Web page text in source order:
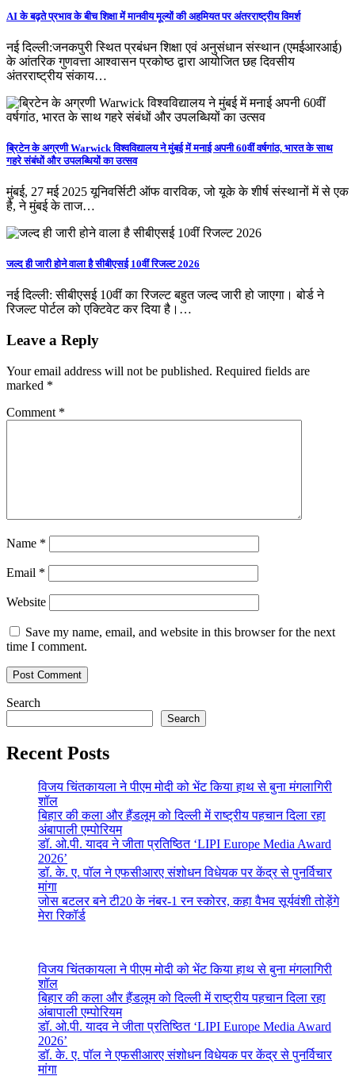
AI के बढ़ते प्रभाव के बीच शिक्षा में मानवीय मूल्यों की अहमियत पर अंतरराष्ट्रीय विमर्श
नई दिल्ली:जनकपुरी स्थित प्रबंधन शिक्षा एवं अनुसंधान संस्थान (एमईआरआई)
के आंतरिक गुणवत्ता आश्वासन प्रकोष्ठ द्वारा आयोजित छह दिवसीय
अंतरराष्ट्रीय संकाय…
ब्रिटेन के अग्रणी Warwick विश्वविद्यालय ने मुंबई में मनाई अपनी 60वीं वर्षगांठ, भारत के साथ
गहरे संबंधों और उपलब्धियों का उत्सव
मुंबई, 27 मई 2025 यूनिवर्सिटी ऑफ वारविक, जो यूके के शीर्ष संस्थानों में से एक
है, ने मुंबई के ताज…
जल्द ही जारी होने वाला है सीबीएसई 10वीं रिजल्ट 2026
नई दिल्ली: सीबीएसई 10वीं का रिजल्ट बहुत जल्द जारी हो जाएगा। बोर्ड ने
रिजल्ट पोर्टल को एक्टिवेट कर दिया है।…
Leave a Reply
Your email address will not be published. Required fields are
marked *
Comment *
Name *
Email *
Website
Save my name, email, and website in this browser for the next
time I comment.
Search
Search
Recent Posts
विजय चिंतकायला ने पीएम मोदी को भेंट किया हाथ से बुना मंगलागिरी
शॉल
बिहार की कला और हैंडलूम को दिल्ली में राष्ट्रीय पहचान दिला रहा
अंबापाली एम्पोरियम
डॉ. ओ.पी. यादव ने जीता प्रतिष्ठित ‘LIPI Europe Media Award
2026’
डॉ. के. ए. पॉल ने एफसीआरए संशोधन विधेयक पर केंद्र से पुनर्विचार
मांगा
जोस बटलर बने टी20 के नंबर-1 रन स्कोरर, कहा वैभव सूर्यवंशी तोड़ेंगे
मेरा रिकॉर्ड
विजय चिंतकायला ने पीएम मोदी को भेंट किया हाथ से बुना मंगलागिरी
शॉल
बिहार की कला और हैंडलूम को दिल्ली में राष्ट्रीय पहचान दिला रहा
अंबापाली एम्पोरियम
डॉ. ओ.पी. यादव ने जीता प्रतिष्ठित ‘LIPI Europe Media Award
2026’
डॉ. के. ए. पॉल ने एफसीआरए संशोधन विधेयक पर केंद्र से पुनर्विचार
मांगा